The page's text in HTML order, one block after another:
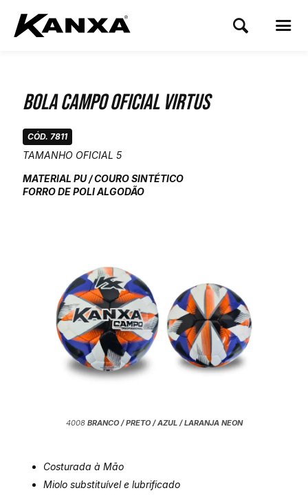
Bola Campo Oficial Virtus
CÓD. 7811
TAMANHO OFICIAL 5
MATERIAL PU / COURO SINTÉTICO
FORRO DE POLI ALGODÃO
4008 BRANCO / PRETO / AZUL / LARANJA NEON
Costurada à Mão
Miolo substituível e lubrificado